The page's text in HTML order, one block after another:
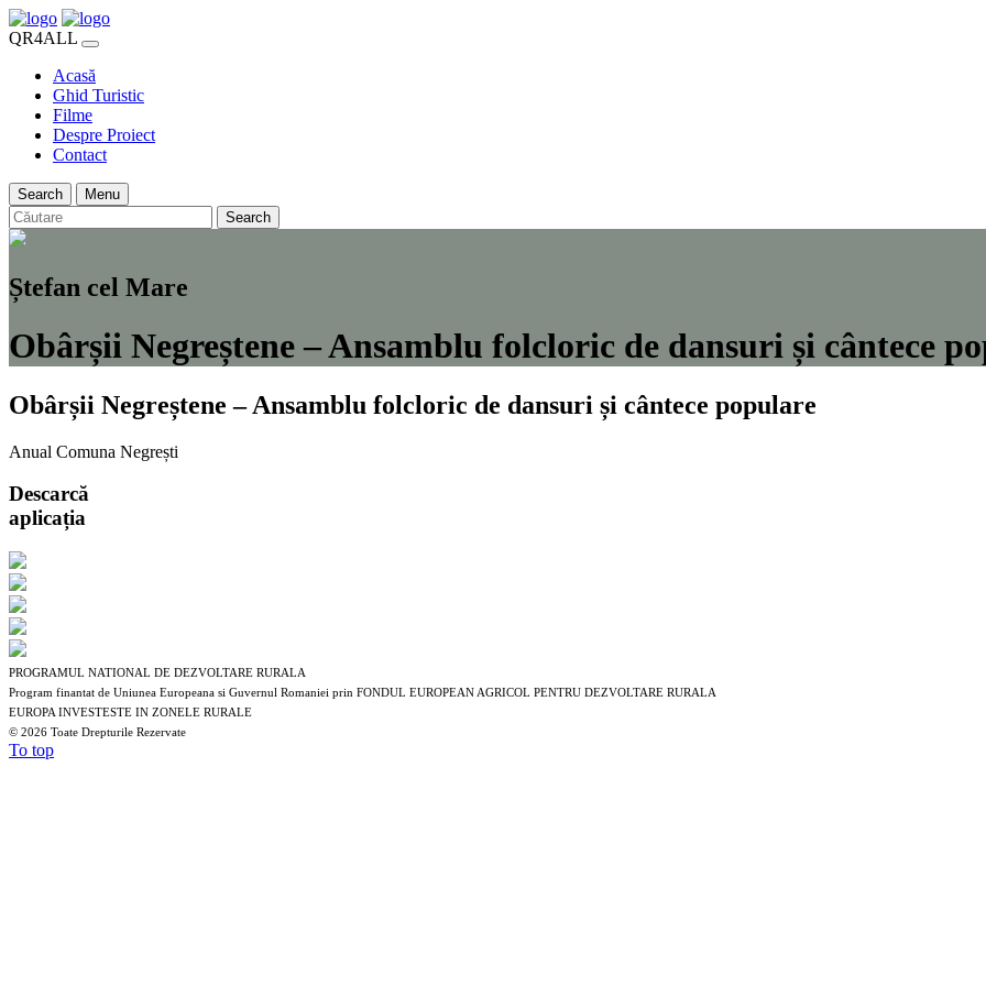
QR4ALL
Acasă
Ghid Turistic
Filme
Despre Proiect
Contact
Search
Menu
Search
Ștefan cel Mare
Obârșii Negreștene – Ansamblu folcloric de dansuri și cântece
Obârșii Negreștene – Ansamblu folcloric de dansuri și cântece populare
Anual Comuna Negrești
Descarcă
aplicația
PROGRAMUL NATIONAL DE DEZVOLTARE RURALA
Program finantat de Uniunea Europeana si Guvernul Romaniei prin FONDUL EUROPEAN AGRICOL PENTRU DEZVOLTARE RURALA
EUROPA INVESTESTE IN ZONELE RURALE
© 2026 Toate Drepturile Rezervate
To top